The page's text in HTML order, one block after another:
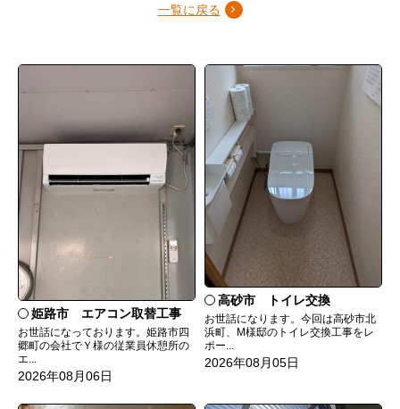
一覧に戻る
姫路市 エアコン取替工事
お世話になっております。姫路市四
郷町の会社でＹ様の従業員休憩所の
エ...
2026年08月06日
高砂市 トイレ交換
お世話になります。今回は高砂市北
浜町、M様邸のトイレ交換工事をレ
ポー...
2026年08月05日